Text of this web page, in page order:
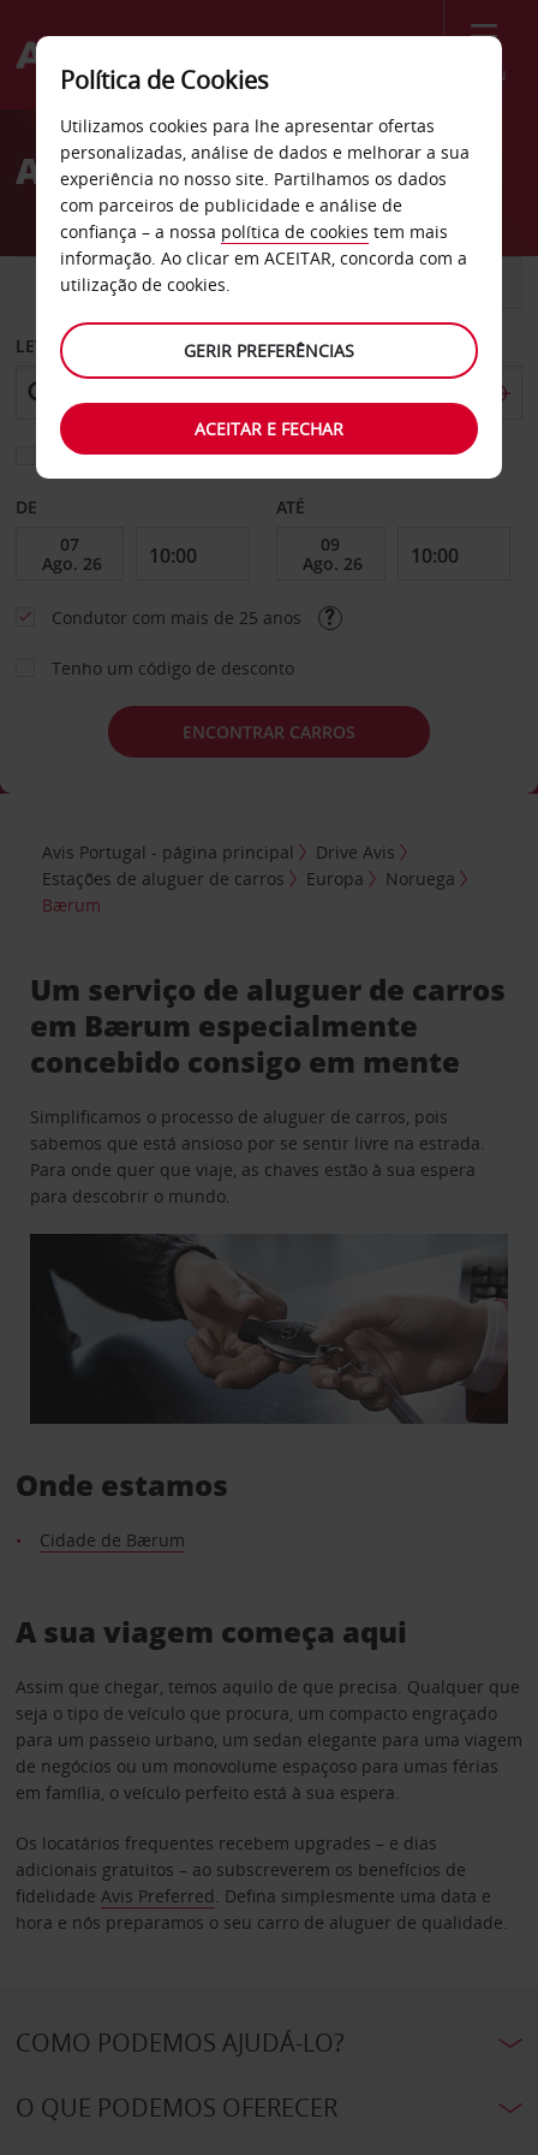
Menu
Welcome
AvisAluguer de carros Bærum
CARRO
LEVANTAR EM
Escolher uma estação de devolução diferente
DE ATÉ
Condutor com mais de 25 anos
Tenho um código de desconto
ENCONTRAR CARROS
Avis Portugal - página principal
Drive Avis
Estações de aluguer de carros
Europa
Noruega
Bærum
Um serviço de aluguer de carros
em Bærum especialmente
concebido consigo em mente
Simplificamos o processo de aluguer de carros, pois
sabemos que está ansioso por se sentir livre na estrada.
Para onde quer que viaje, as chaves estão à sua espera
para descobrir o mundo.
Onde estamos
Cidade de Bærum
A sua viagem começa aqui
Assim que chegar, temos aquilo de que precisa. Qualquer que
seja o tipo de veículo que procura, um compacto engraçado
para um passeio urbano, um sedan elegante para uma viagem
de negócios ou um monovolume espaçoso para umas férias
em família, o veículo perfeito está à sua espera.
Os locatários frequentes recebem upgrades – e dias
adicionais gratuitos – ao subscreverem os benefícios de
fidelidade Avis Preferred. Defina simplesmente uma data e
hora e nós preparamos o seu carro de aluguer de qualidade.
COMO PODEMOS AJUDÁ-LO?
O QUE PODEMOS OFERECER
Política de Cookies
Utilizamos cookies para lhe apresentar ofertas
personalizadas, análise de dados e melhorar a sua
experiência no nosso site. Partilhamos os dados
com parceiros de publicidade e análise de
confiança – a nossa política de cookies tem mais
informação. Ao clicar em ACEITAR, concorda com a
utilização de cookies.
GERIR PREFERÊNCIAS
ACEITAR E FECHAR